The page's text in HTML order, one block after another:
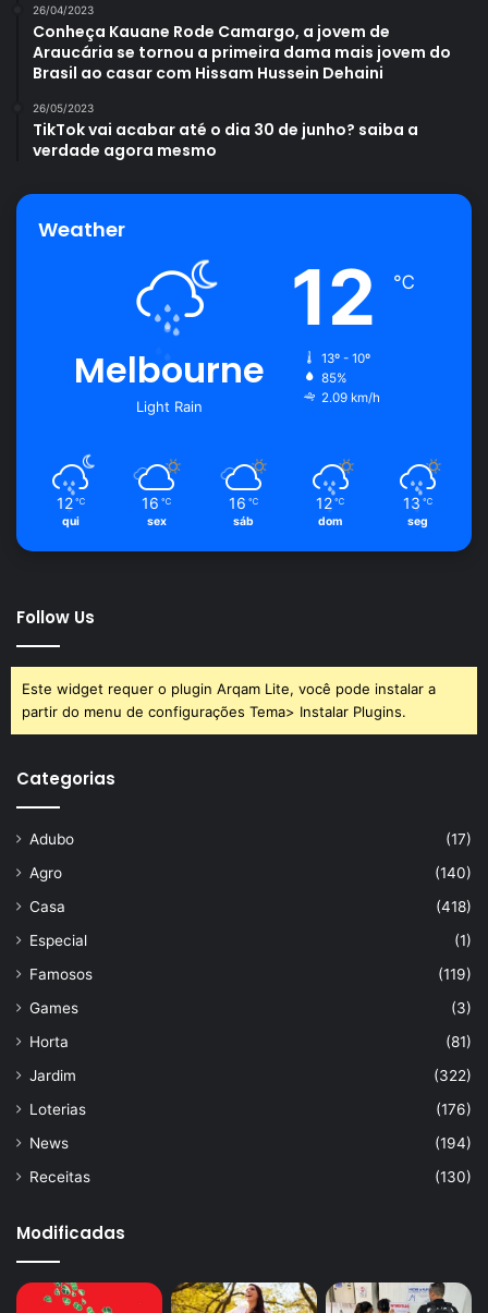
trocando o vaso e o solo, ajudando com seu crescimento.
E, para controlar as pragas, como cochonilhas, por
exemplo, o Portal Atualizeiindica a aplicação de um pouco
Avalie este post post
Planta jade suculenta
26/04/2023
Conheça Kauane Rode Camargo, a jovem de
Araucária se tornou a primeira dama mais jovem do
Brasil ao casar com Hissam Hussein Dehaini
26/05/2023
TikTok vai acabar até o dia 30 de junho? saiba a
verdade agora mesmo
Weather
Melbourne
Light Rain
12 ℃
13º - 10º
85%
2.09 km/h
12 ℃
qui
16 ℃
sex
16 ℃
sáb
12 ℃
dom
13 ℃
seg
Follow Us
Este widget requer o plugin Arqam Lite, você pode instalar a
partir do menu de configurações Tema> Instalar Plugins.
Categorias
Adubo
(17)
Agro
(140)
Casa
(418)
Especial
(1)
Famosos
(119)
Games
(3)
Horta
(81)
Jardim
(322)
Loterias
(176)
News
(194)
Receitas
(130)
Modificadas